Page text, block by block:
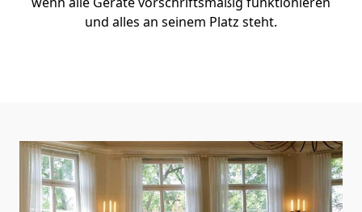
und alles an seinem Platz steht.